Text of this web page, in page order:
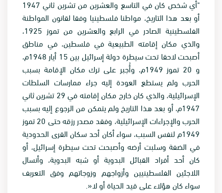
"أي شخص كان في التاسع والعشرين من تشرين ثاني 1947
أو بعد هذا التاريخ، مواطنا فلسطينيا وفقا لقانون المواطنة
الفلسطينية الصادر في الرابع والعشرين من تموز 1925،
والذي مكان إقامته الطبيعية في فلسطين، في مناطق
أصبحت لاحقا تحت سيطرة دولة إسرائيل بين 15 أيار 1948م،
و 20 تموز 1949م، وأُجبر على ترك مكان الإقامة بسبب
الحرب ولم يستطع العودة إليه جراء ممارسات السلطات
الإسرائيلية، والذي كان خارج مكان إقامته في 29 تشرين ثاني
1947م، أو بعد هذا التاريخ ولم يتمكن من الرجوع إليه بسبب
الحرب والإجراءات الإسرائيلية، وفقد مصدر رزقه حتى 20 تموز
1949م لنفس السبب، سواء أكان أحد سكان القرى الحدودية
في الضفة وسلبت أرضه وأصبحت تحت سيطرة إسرائيل، أو
كان أحد أفراد القبائل البدوية أو شبه البدوية، وأنسال
اللاجئين الفلسطينيين وأزواجهم وزوجاتهم وفق التعريف
سواء كان هؤلاء على قيد الحياة أو لا«.